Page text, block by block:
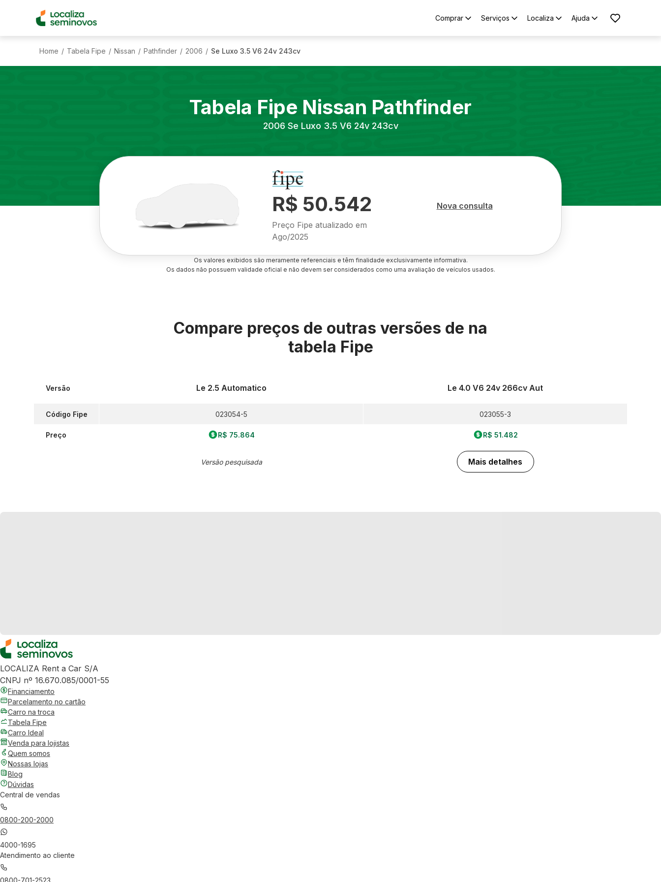
Comprar Serviços Localiza Ajuda
Home / Tabela Fipe / Nissan / Pathfinder / 2006 / Se Luxo 3.5 V6 24v 243cv
Tabela Fipe Nissan Pathfinder
2006 Se Luxo 3.5 V6 24v 243cv
R$ 50.542
Preço Fipe atualizado em
Ago/2025
Nova consulta
Os valores exibidos são meramente referenciais e têm finalidade exclusivamente informativa.
Os dados não possuem validade oficial e não devem ser considerados como uma avaliação de veículos usados.
Compare preços de outras versões de na
tabela Fipe
Versão
Código Fipe
Preço
Le 2.5 Automatico
023054-5
R$ 75.864
Versão pesquisada
Le 4.0 V6 24v 266cv Aut
023055-3
R$ 51.482
Mais detalhes
LOCALIZA Rent a Car S/A
CNPJ nº 16.670.085/0001-55
Financiamento
Parcelamento no cartão
Carro na troca
Tabela Fipe
Carro Ideal
Venda para lojistas
Quem somos
Nossas lojas
Blog
Dúvidas
Central de vendas
0800-200-2000
4000-1695
Atendimento ao cliente
0800-701-2523